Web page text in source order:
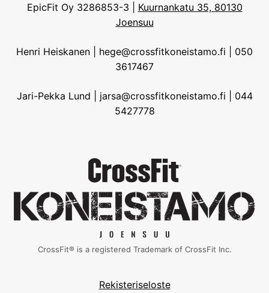
EpicFit Oy 3286853-3 | Kuurnankatu 35, 80130
Joensuu
Henri Heiskanen | hege@crossfitkoneistamo.fi | 050
3617467
Jari-Pekka Lund | jarsa@crossfitkoneistamo.fi | 044
5427778
CrossFit® is a registered Trademark of CrossFit Inc.
Rekisteriseloste